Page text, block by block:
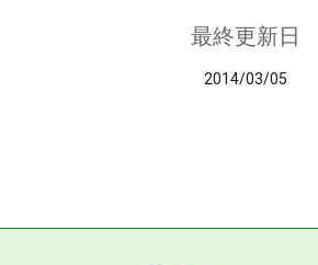
最終更新日
2014/03/05